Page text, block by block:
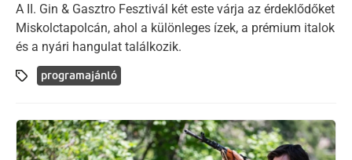
A II. Gin & Gasztro Fesztivál két este várja az érdeklődőket
Miskolctapolcán, ahol a különleges ízek, a prémium italok
és a nyári hangulat találkozik.
programajánló